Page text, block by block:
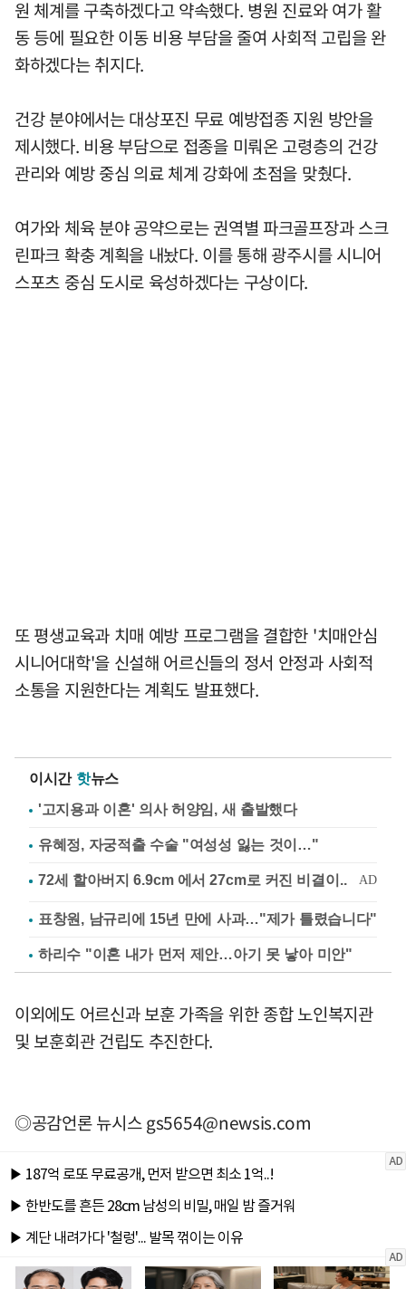
원 체계를 구축하겠다고 약속했다. 병원 진료와 여가 활
동 등에 필요한 이동 비용 부담을 줄여 사회적 고립을 완
화하겠다는 취지다.
건강 분야에서는 대상포진 무료 예방접종 지원 방안을
제시했다. 비용 부담으로 접종을 미뤄온 고령층의 건강
관리와 예방 중심 의료 체계 강화에 초점을 맞췄다.
여가와 체육 분야 공약으로는 권역별 파크골프장과 스크
린파크 확충 계획을 내놨다. 이를 통해 광주시를 시니어
스포츠 중심 도시로 육성하겠다는 구상이다.
또 평생교육과 치매 예방 프로그램을 결합한 '치매안심
시니어대학'을 신설해 어르신들의 정서 안정과 사회적
소통을 지원한다는 계획도 발표했다.
이시간 핫뉴스
'고지용과 이혼' 의사 허양임, 새 출발했다
유혜정, 자궁적출 수술 "여성성 잃는 것이…"
표창원, 남규리에 15년 만에 사과…"제가 틀렸습니다"
하리수 "이혼 내가 먼저 제안…아기 못 낳아 미안"
이외에도 어르신과 보훈 가족을 위한 종합 노인복지관
및 보훈회관 건립도 추진한다.
◎공감언론 뉴시스gs5654@newsis.com